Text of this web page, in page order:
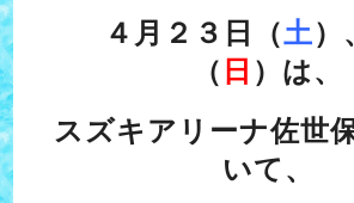
４月２３日（土）
（ 日 ）は、
スズキアリーナ佐世
いて、